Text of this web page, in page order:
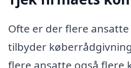
Ofte er der flere
tilbyder
flere ansatte også flere